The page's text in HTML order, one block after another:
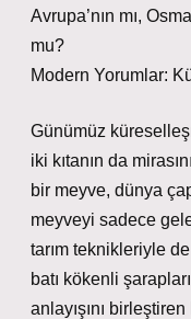
Avrupa’nın mı,
mu?
Modern Yorumlar:
Günümüz
iki kıtanın da
bir meyve, dünya
meyveyi sadece
tarım teknikleriyle de
batı kökenli
anlayışını